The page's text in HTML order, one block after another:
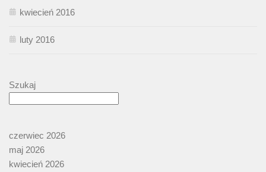
kwiecień 2016
luty 2016
Szukaj
czerwiec 2026
maj 2026
kwiecień 2026